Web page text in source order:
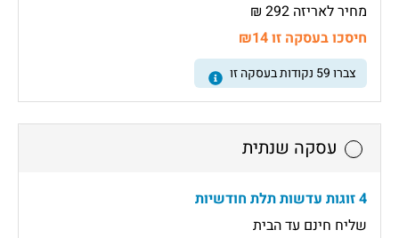
מחיר לאריזה 292 ₪
חיסכו בעסקה זו ₪14
צברו59 נקודות בעסקה זו
עסקה שנתית
4 זוגות עדשות תלת חודשיות
שליח חינם עד הבית